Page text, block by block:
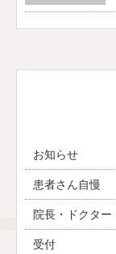
お知らせ
患者さん自慢
院長・ドクター
受付